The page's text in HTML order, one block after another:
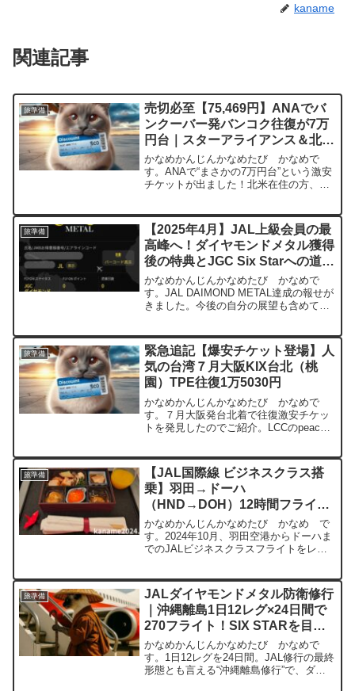
kaname
関連記事
旅準備
売切必至【75,469円】ANAでバ
ンクーバー発バンコク往復が7万
円台｜スターアライアンス＆北米
発周遊にも最適【2026年4月】
かなめかんじんかなめたび かなめで
す。ANAで“まさかの7万円台”という激安
チケットが出ました！北米在住の方、世
（2026年4月）項目内容路線バンクーバ
ー（YVR）⇄ バン...
旅準備
【2025年4月】JAL上級会員の最
高峰へ！ダイヤモンドメタル獲得
後の特典とJGC Six Starへの道
【JAL DAIMOND METAL達成】
かなめかんじんかなめたび かなめで
す。JAL DAIMOND METAL達成の報せが
きました。今後の自分の展望も含めて、
まな特典があります。その中でも最上級
のステータ...
旅準備
緊急追記【爆安チケット登場】人
気の台湾７月大阪KIX台北（桃
園）TPE往復1万5030円
かなめかんじんかなめたび かなめで
す。７月大阪発台北着で往復激安チケッ
トを発見したのでご紹介。LCCのpeach
往復15990円15030円 ピーチ往復15,...
旅準備
【JAL国際線 ビジネスクラス搭
乗】羽田→ドーハ
（HND→DOH）12時間フライト
レビュー！シート、食事、アメニ
ティ
かなめかんじんかなめたび かなめ で
す。2024年10月、羽田空港からドーハま
でのJALビジネスクラスフライトをレビ
ムライナーです。座席ビジネスクラスの
シートに...
旅準備
JALダイヤモンドメタル防衛修行
｜沖縄離島1日12レグ×24日間で
270フライト！SIX STARを目指
して
かなめかんじんかなめたび かなめで
す。1日12レグを24日間。JAL修行の最終
形態とも言える“沖縄離島修行”で、ダイ